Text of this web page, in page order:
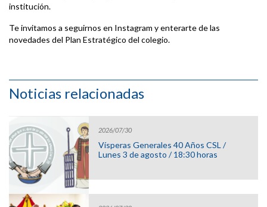
institución.
Te invitamos a seguirnos en Instagram y enterarte de las
novedades del Plan Estratégico del colegio.
Noticias relacionadas
2026/07/30
Vísperas Generales 40 Años CSL /
Lunes 3 de agosto / 18:30 horas